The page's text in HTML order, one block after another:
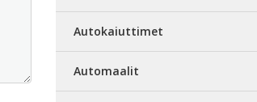
Autokaiuttimet
Automaalit